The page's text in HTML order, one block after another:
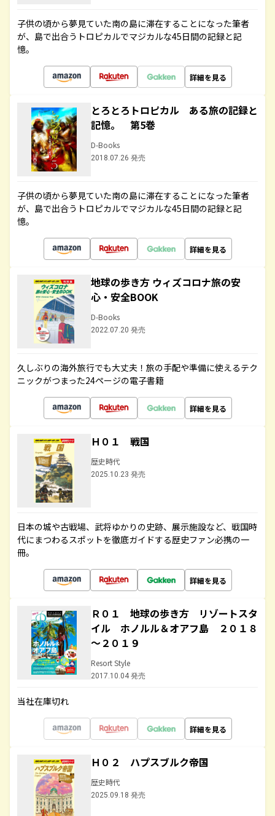
子供の頃から夢見ていた南の島に滞在することになった筆者
が、島で出合うトロピカルでマジカルな45日間の記録と記
憶。
詳細を見る
とろとろトロピカル ある旅の記録と
記憶。 第5巻
D-Books
2018.07.26 発売
子供の頃から夢見ていた南の島に滞在することになった筆者
が、島で出合うトロピカルでマジカルな45日間の記録と記
憶。
詳細を見る
地球の歩き方 ウィズコロナ旅の安
心・安全BOOK
D-Books
2022.07.20 発売
久しぶりの海外旅行でも大丈夫！旅の手配や準備に使えるテク
ニックがつまった24ページの電子書籍
詳細を見る
Ｈ０１ 戦国
歴史時代
2025.10.23 発売
日本の城や古戦場、武将ゆかりの史跡、展示施設など、戦国時
代にまつわるスポットを徹底ガイドする歴史ファン必携の一
冊。
詳細を見る
Ｒ０１ 地球の歩き方 リゾートスタ
イル ホノルル＆オアフ島 ２０１８
～２０１９
Resort Style
2017.10.04 発売
当社在庫切れ
詳細を見る
Ｈ０２ ハプスブルク帝国
歴史時代
2025.09.18 発売